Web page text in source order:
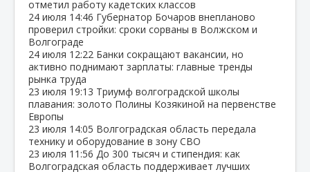
отметил работу кадетских классов
24 июля 14:46 Губернатор Бочаров внепланово
проверил стройки: сроки сорваны в Волжском и
Волгограде
24 июля 12:22 Банки сокращают вакансии, но
активно поднимают зарплаты: главные тренды
рынка труда
23 июля 19:13 Триумф волгоградской школы
плавания: золото Полины Козякиной на первенстве
Европы
23 июля 14:05 Волгоградская область передала
технику и оборудование в зону СВО
23 июля 11:56 До 300 тысяч и стипендия: как
Волгоградская область поддерживает лучших